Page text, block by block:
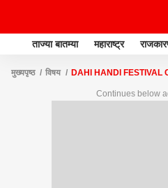
ताज्या बातम्या महाराष्ट्र
मुख्यपृष्ठ विषय DAHI HANDI FESTIVAL
Continues below